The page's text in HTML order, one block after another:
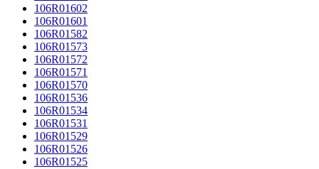
106R01602
106R01601
106R01582
106R01573
106R01572
106R01571
106R01570
106R01536
106R01534
106R01531
106R01529
106R01526
106R01525